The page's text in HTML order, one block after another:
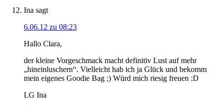
Ina sagt
6.06.12 zu 08:23
Hallo Clara,
der kleine Vorgeschmack macht definitiv Lust auf mehr
„hineinluschern“. Vielleicht hab ich ja Glück und bekomm
mein eigenes Goodie Bag ;) Würd mich riesig freuen :D
LG Ina